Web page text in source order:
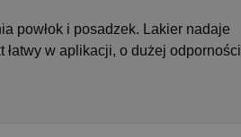
powłok i posadzek. Lakier nadaje
w aplikacji, o dużej odporności